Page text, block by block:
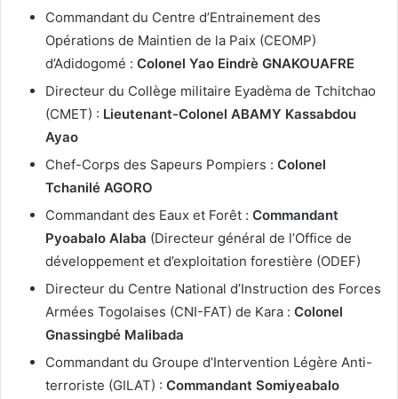
Commandant du Centre d’Entrainement des
Opérations de Maintien de la Paix (CEOMP)
d’Adidogomé : Colonel Yao Eindrè GNAKOUAFRE
Directeur du Collège militaire Eyadèma de Tchitchao
(CMET) : Lieutenant-Colonel ABAMY Kassabdou
Ayao
Chef-Corps des Sapeurs Pompiers : Colonel
Tchanilé AGORO
Commandant des Eaux et Forêt : Commandant
Pyoabalo Alaba (Directeur général de l’Office de
développement et d’exploitation forestière (ODEF)
Directeur du Centre National d’Instruction des Forces
Armées Togolaises (CNI-FAT) de Kara : Colonel
Gnassingbé Malibada
Commandant du Groupe d’Intervention Légère Anti-
terroriste (GILAT) : Commandant Somiyeabalo